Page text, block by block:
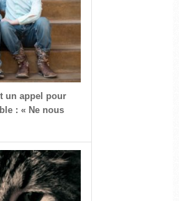
un appel pour
: « Ne nous